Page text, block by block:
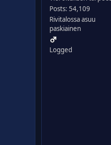
Posts: 54,109
Rivitalossa asuu
paskiainen
Logged